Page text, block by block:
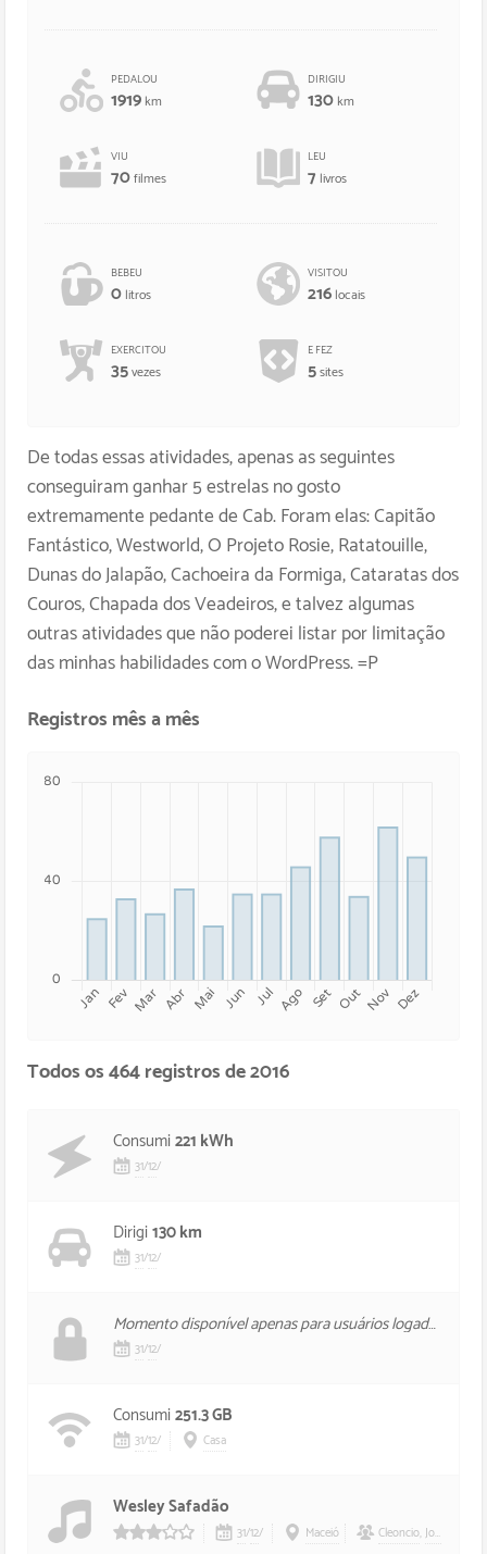
PEDALOU
1919 km
DIRIGIU
130 km
VIU
70filmes
LEU
7 livros
BEBEU
0 litros
VISITOU
216 locais
EXERCITOU
35vezes
E FEZ
5sites
De todas essas atividades, apenas as seguintes
conseguiram ganhar 5 estrelas no gosto
extremamente pedante de Cab. Foram elas: Capitão
Fantástico, Westworld, O Projeto Rosie, Ratatouille,
Dunas do Jalapão, Cachoeira da Formiga, Cataratas dos
Couros, Chapada dos Veadeiros, e talvez algumas
outras atividades que não poderei listar por limitação
das minhas habilidades com o WordPress. =P
Registros mês a mês
Todos os 464 registros de 2016
Consumi221 kWh
31/12/
Dirigi130 km
31/12/
Momento disponível apenas para usuários logados, foi mal.
31/12/
Consumi251.3 GB
31/12/ Casa
Wesley Safadão
3/5 estrelas
31/12/ Maceió Cleoncio Jorginho